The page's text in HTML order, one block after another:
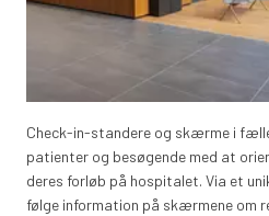
Check-in-standere og skærme i
patienter og besøgende med at
deres forløb på hospitalet. Via et
følge information på skærmene om